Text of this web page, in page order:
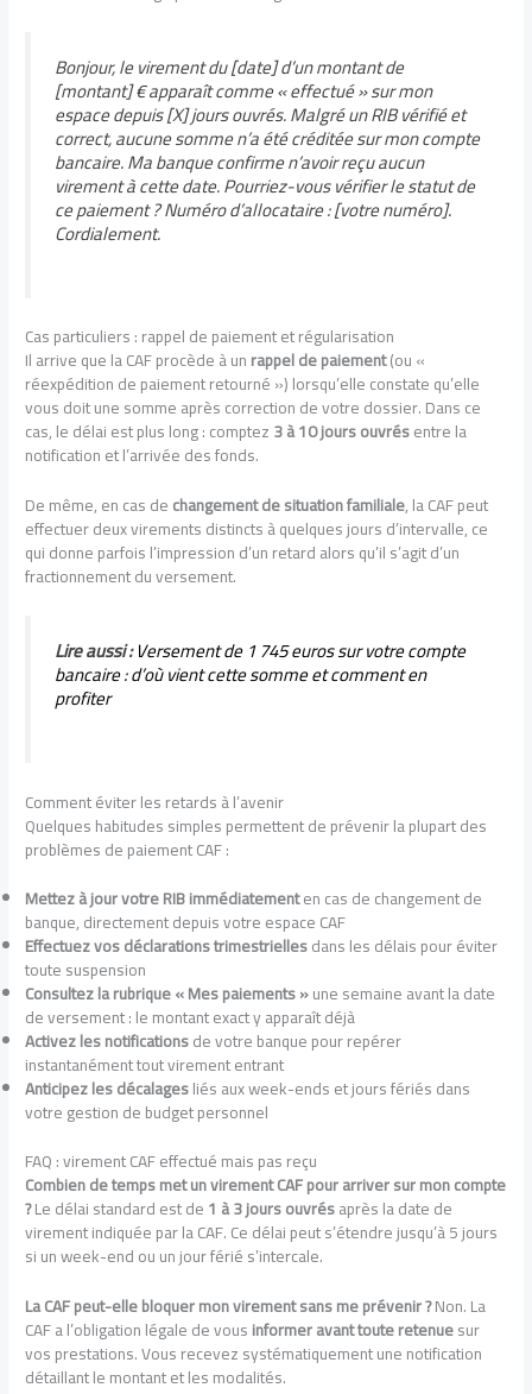
Bonjour, le virement du [date] d’un montant de
[montant] € apparaît comme « effectué » sur mon
espace depuis [X] jours ouvrés. Malgré un RIB vérifié et
correct, aucune somme n’a été créditée sur mon compte
bancaire. Ma banque confirme n’avoir reçu aucun
virement à cette date. Pourriez-vous vérifier le statut de
ce paiement ? Numéro d’allocataire : [votre numéro].
Cordialement.
Cas particuliers : rappel de paiement et régularisation
Il arrive que la CAF procède à unrappel de paiement(ou «
réexpédition de paiement retourné ») lorsqu’elle constate qu’elle
vous doit une somme après correction de votre dossier. Dans ce
cas, le délai est plus long : comptez3 à 10 jours ouvrésentre la
notification et l’arrivée des fonds.
De même, en cas dechangement de situation familiale, la CAF peut
effectuer deux virements distincts à quelques jours d’intervalle, ce
qui donne parfois l’impression d’un retard alors qu’il s’agit d’un
fractionnement du versement.
Lire aussi : Versement de 1 745 euros sur votre compte
bancaire : d’où vient cette somme et comment en
profiter
Comment éviter les retards à l’avenir
Quelques habitudes simples permettent de prévenir la plupart des
problèmes de paiement CAF :
Mettez à jour votre RIB immédiatementen cas de changement de
banque, directement depuis votre espace CAF
Effectuez vos déclarations trimestriellesdans les délais pour éviter
toute suspension
Consultez la rubrique « Mes paiements »une semaine avant la date
de versement : le montant exact y apparaît déjà
Activez les notificationsde votre banque pour repérer
instantanément tout virement entrant
Anticipez les décalagesliés aux week-ends et jours fériés dans
votre gestion de budget personnel
FAQ : virement CAF effectué mais pas reçu
Combien de temps met un virement CAF pour arriver sur mon compte
?Le délai standard est de1 à 3 jours ouvrésaprès la date de
virement indiquée par la CAF. Ce délai peut s’étendre jusqu’à 5 jours
si un week-end ou un jour férié s’intercale.
La CAF peut-elle bloquer mon virement sans me prévenir ?Non. La
CAF a l’obligation légale de vousinformer avant toute retenuesur
vos prestations. Vous recevez systématiquement une notification
détaillant le montant et les modalités.